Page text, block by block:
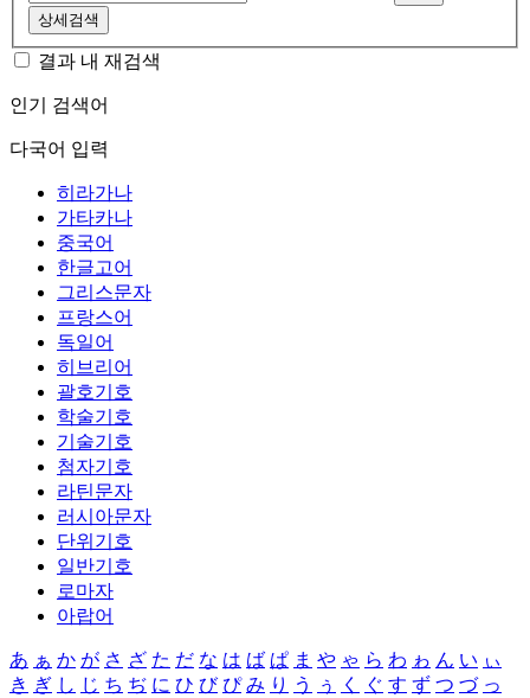
상세검색
결과 내 재검색
인기 검색어
다국어 입력
히라가나
가타카나
중국어
한글고어
그리스문자
프랑스어
독일어
히브리어
괄호기호
학술기호
기술기호
첨자기호
라틴문자
러시아문자
단위기호
일반기호
로마자
아랍어
あ ぁ か が さ ざ た だ な は ば ぱ ま や ゃ ら わ ゎ ん い ぃ
き ぎ し じ ち ぢ に ひ び ぴ み り う ぅ く ぐ す ず つ づ っ